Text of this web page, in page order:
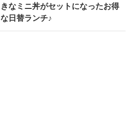
きなミニ丼がセットになったお得
な日替ランチ♪